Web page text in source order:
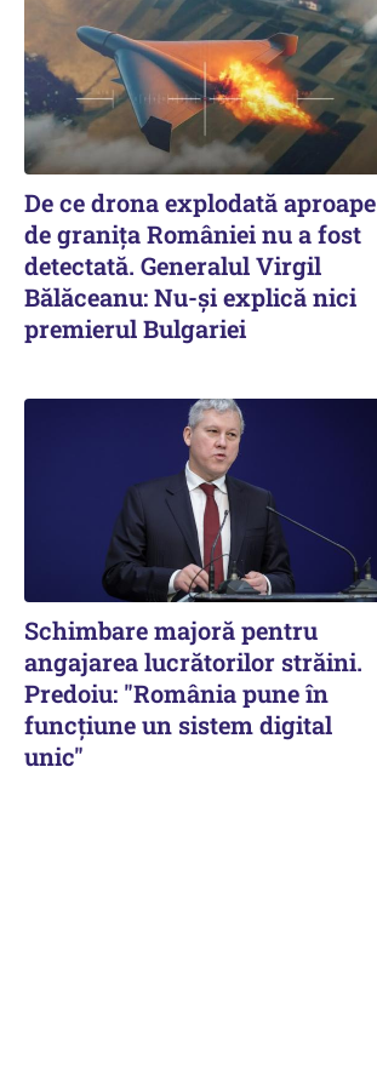
De ce drona explodată aproape
de granița României nu a fost
detectată. Generalul Virgil
Bălăceanu: Nu-și explică nici
premierul Bulgariei
Schimbare majoră pentru
angajarea lucrătorilor străini.
Predoiu: "România pune în
funcțiune un sistem digital
unic"